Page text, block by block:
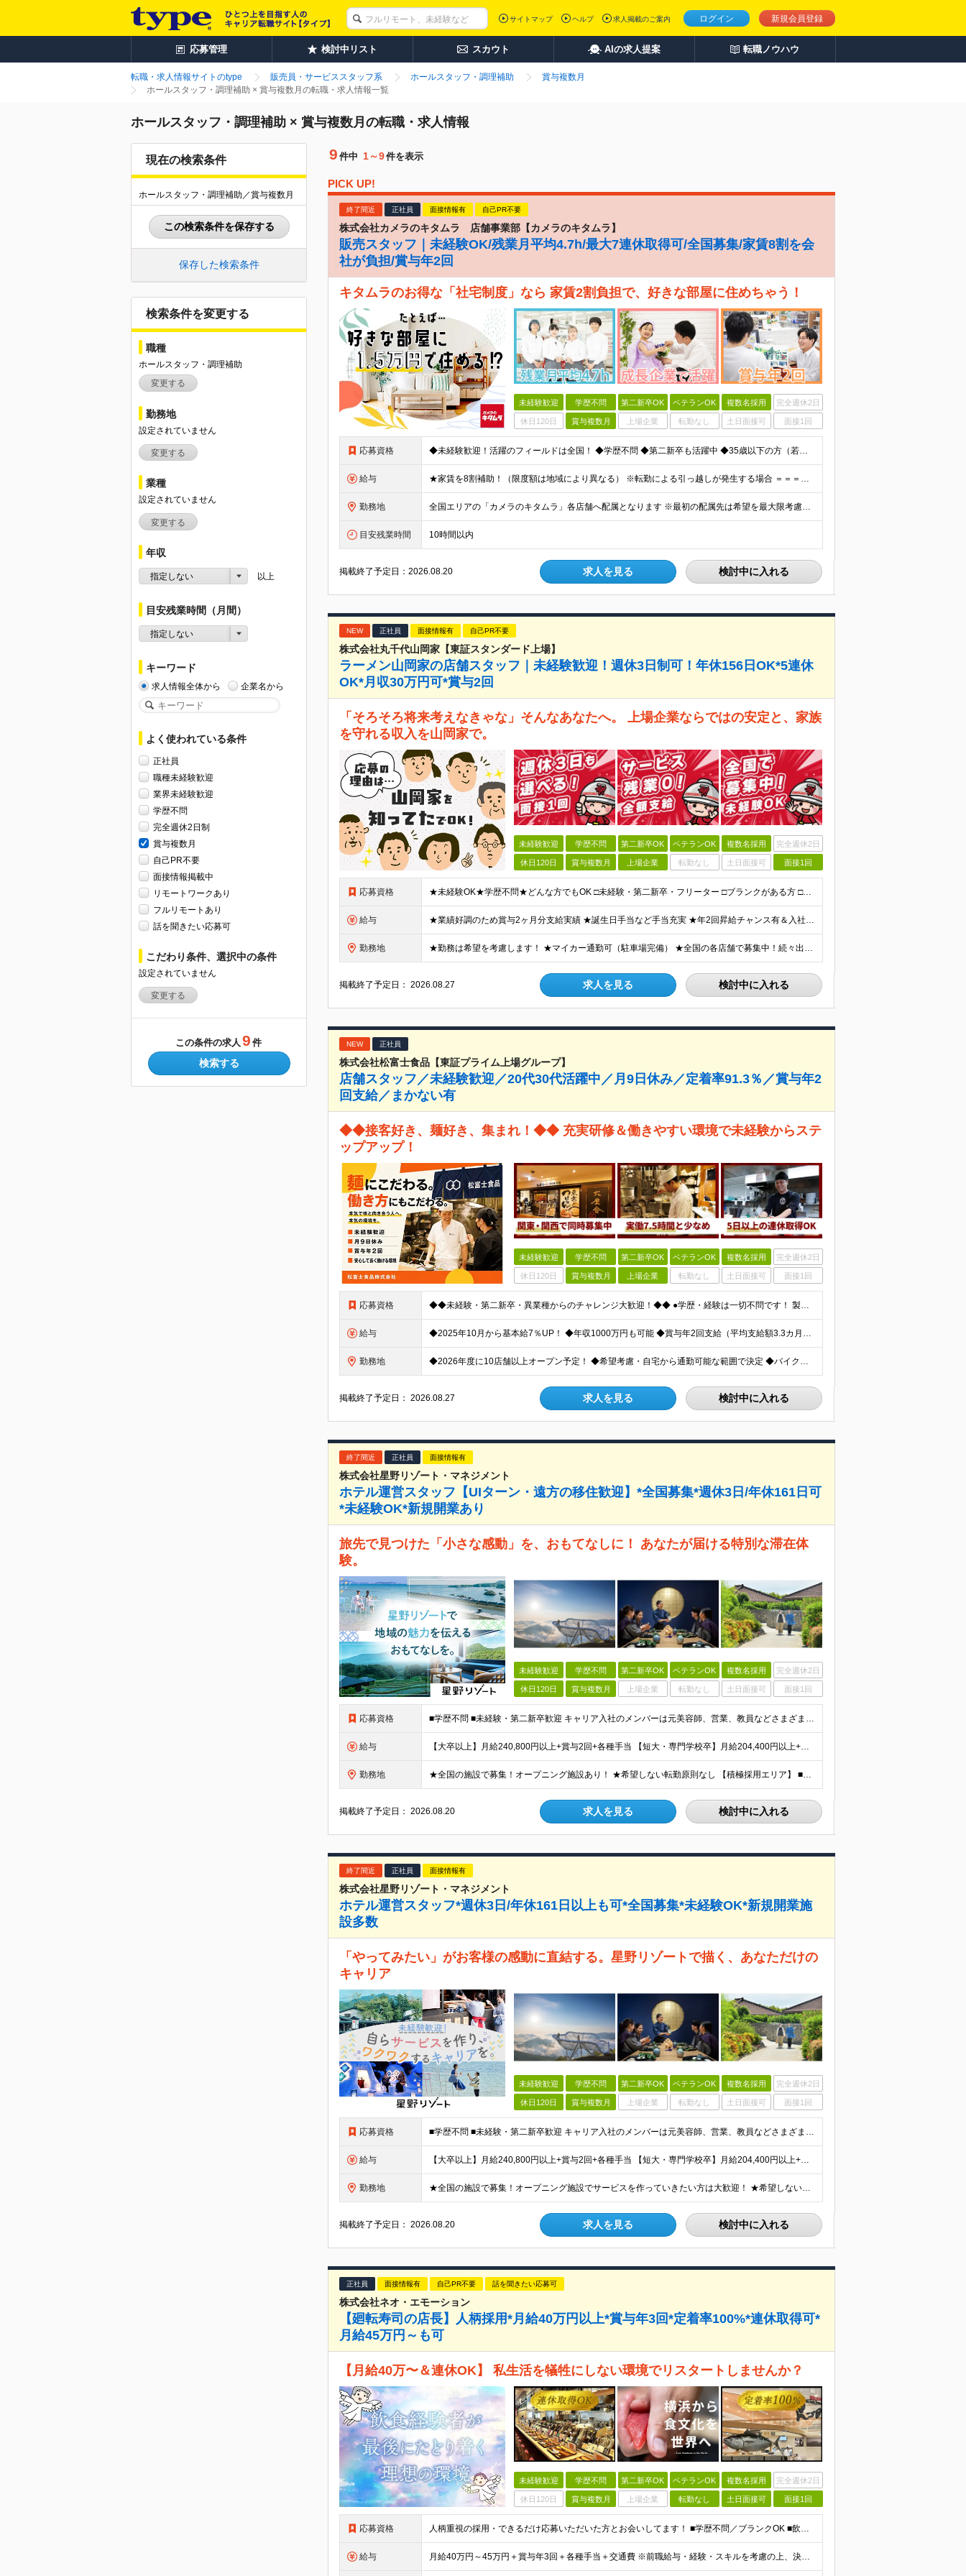
ログイン 新規会員登録
サイトマップ ヘルプ 求人掲載のご案内
応募管理 検討中リスト スカウト AIの求人提案 転職ノウハウ
転職・求人情報サイトのtype 販売員・サービススタッフ系 ホールスタッフ・調理補助
賞与複数月
ホールスタッフ・調理補助 × 賞与複数月の転職・求人情報一覧
ホールスタッフ・調理補助 × 賞与複数月の転職・求人情報
現在の検索条件
ホールスタッフ・調理補助／賞与複数月
この検索条件を保存する
保存した検索条件
検索条件を変更する
職種
ホールスタッフ・調理補助
変更する
勤務地
設定されていません
変更する
業種
設定されていません
変更する
年収
指定しない 以上
目安残業時間（月間）
指定しない
キーワード
求人情報全体から 企業名から
よく使われている条件
正社員
職種未経験歓迎
業界未経験歓迎
学歴不問
完全週休2日制
賞与複数月
自己PR不要
面接情報掲載中
リモートワークあり
フルリモートあり
話を聞きたい応募可
こだわり条件、選択中の条件
設定されていません
変更する
この条件の求人 9 件
検索する
9 件中 1～9件を表示
PICK UP!
終了間近 正社員 面接情報有 自己PR不要
株式会社カメラのキタムラ 店舗事業部【カメラのキタムラ】
販売スタッフ｜未経験OK/残業月平均4.7h/最大7連休取得可/全国募集/家賃8割を会
社が負担/賞与年2回
キタムラのお得な「社宅制度」なら 家賃2割負担で、好きな部屋に住めちゃう！
未経験歓迎 学歴不問 第二新卒OK ベテランOK 複数名採用 完全週休2日
休日120日 賞与複数月 上場企業 転勤なし 土日面接可 面接1回
応募資格 ◆未経験歓迎！活躍のフィールドは全国！ ◆学歴不問 ◆第二新卒も活躍中 ◆35歳以下の方（若年層の長期キャリア形成を図るため）
給与 ★家賃を8割補助！（限度額は地域により異なる） ※転勤による引っ越しが発生する場合 ＝＝＝＝＝＝＝＝＝＝＝＝＝＝＝＝＝＝＝＝＝＝＝ 例えば、家賃7.5万円なら6万円は会社で負担。 あなたが支払うのは、
勤務地 全国エリアの「カメラのキタムラ」各店舗へ配属となります ※最初の配属先は希望を最大限考慮した上で決定します ▼詳しい勤務地住所は下記URLをご確認ください。 https://sss.kitamur
目安残業時間 10時間以内
掲載終了予定日：2026.08.20 求人を見る 検討中に入れる
NEW 正社員 面接情報有 自己PR不要
株式会社丸千代山岡家【東証スタンダード上場】
ラーメン山岡家の店舗スタッフ｜未経験歓迎！週休3日制可！年休156日OK*5連休
OK*月収30万円可*賞与2回
「そろそろ将来考えなきゃな」そんなあなたへ。 上場企業ならではの安定と、家族
を守れる収入を山岡家で。
未経験歓迎 学歴不問 第二新卒OK ベテランOK 複数名採用 完全週休2日
休日120日 賞与複数月 上場企業 転勤なし 土日面接可 面接1回
応募資格 ★未経験OK★学歴不問★どんな方でもOK □未経験・第二新卒・フリーター □ブランクがある方 □転職回数が気になる方 □飲食業界にチャレンジしたい方 「やってみたい」という気持ちがあれば、皆さん大
給与 ★業績好調のため賞与2ヶ月分支給実績 ★誕生日手当など手当充実 ★年2回昇給チャンス有＆入社1年で店長昇格可 ★残業代全額支給（1分単位で支給） 【週休3日制の場合】 月給25万8,960円以上（固
勤務地 ★勤務は希望を考慮します！ ★マイカー通勤可（駐車場完備） ★全国の各店舗で募集中！続々出店予定！ ～国内300店舗、47都道府県への展開を目標に出店中！～ ▼積極採用地域▼ ・中部（富山、石川、
掲載終了予定日：2026.08.27 求人を見る 検討中に入れる
NEW 正社員
株式会社松富士食品【東証プライム上場グループ】
店舗スタッフ／未経験歓迎／20代30代活躍中／月9日休み／定着率91.3％／賞与年2
回支給／まかない有
◆◆接客好き、麺好き、集まれ！◆◆ 充実研修＆働きやすい環境で未経験からステ
ップアップ！
未経験歓迎 学歴不問 第二新卒OK ベテランOK 複数名採用 完全週休2日
休日120日 賞与複数月 上場企業 転勤なし 土日面接可 面接1回
応募資格 ◆◆未経験・第二新卒・異業種からのチャレンジ大歓迎！◆◆ ●学歴・経験は一切不問です！ 製造業や銀行員、タクシー運転手など、 先輩たちの前職は本当にバラバラ。 特別なスキルよりも「人柄」や「相手を
給与 ◆2025年10月から基本給7％UP！ ◆年収1000万円も可能 ◆賞与年2回支給（平均支給額3.3カ月分） 【店舗スタッフの方は…】 月給26万7,500円～＋賞与＋各種手当 【何かしらの店長経
勤務地 ◆2026年度に10店舗以上オープン予定！ ◆希望考慮・自宅から通勤可能な範囲で決定 ◆バイク・車通勤もOK 東京・埼玉・千葉・神奈川・群馬・大阪・兵庫・愛知にある、各ブランド店舗への配属となります
掲載終了予定日：2026.08.27 求人を見る 検討中に入れる
終了間近 正社員 面接情報有
株式会社星野リゾート・マネジメント
ホテル運営スタッフ【UIターン・遠方の移住歓迎】*全国募集*週休3日/年休161日可
*未経験OK*新規開業あり
旅先で見つけた「小さな感動」を、おもてなしに！ あなたが届ける特別な滞在体
験。
未経験歓迎 学歴不問 第二新卒OK ベテランOK 複数名採用 完全週休2日
休日120日 賞与複数月 上場企業 転勤なし 土日面接可 面接1回
応募資格 ■学歴不問 ■未経験・第二新卒歓迎 キャリア入社のメンバーは元美容師、営業、教員などさまざま！ 『遠方への引っ越しが可能な方』や『地方に行ってみたい・勤務したい方』なども この機会に新しい人生にチャ
給与 【大卒以上】月給240,800円以上+賞与2回+各種手当 【短大・専門学校卒】月給204,400円以上+賞与2回+各種手当 【上記以外】月給187,000円以上+賞与2回+各種手当 ※経験、資格、能
勤務地 ★全国の施設で募集！オープニング施設あり！ ★希望しない転勤原則なし 【積極採用エリア】 ■界 蔵王（26年10月開業予定） ※開業前に入社された場合、全国の星野リゾートの施設で勤務後、開業時期に異
掲載終了予定日：2026.08.20 求人を見る 検討中に入れる
終了間近 正社員 面接情報有
株式会社星野リゾート・マネジメント
ホテル運営スタッフ*週休3日/年休161日以上も可*全国募集*未経験OK*新規開業施
設多数
「やってみたい」がお客様の感動に直結する。星野リゾートで描く、あなただけの
キャリア
未経験歓迎 学歴不問 第二新卒OK ベテランOK 複数名採用 完全週休2日
休日120日 賞与複数月 上場企業 転勤なし 土日面接可 面接1回
応募資格 ■学歴不問 ■未経験・第二新卒歓迎 キャリア入社のメンバーは元美容師、営業、教員などさまざま！ これまでの経験やあなたらしい視点を活かして よりよいサービスを生み出していきましょう！
給与 【大卒以上】月給240,800円以上+賞与2回+各種手当 【短大・専門学校卒】月給204,400円以上+賞与2回+各種手当 【上記以外】月給187,000円以上+賞与2回+各種手当 ※経験、資格、能
勤務地 ★全国の施設で募集！オープニング施設でサービスを作っていきたい方は大歓迎！ ★希望しない転勤は原則なし 【積極採用エリア】 ■界 蔵王（26年10月開業予定） ※開業前に入社された場合、全国の星野リ
掲載終了予定日：2026.08.20 求人を見る 検討中に入れる
正社員 面接情報有 自己PR不要 話を聞きたい応募可
株式会社ネオ・エモーション
【廻転寿司の店長】人柄採用*月給40万円以上*賞与年3回*定着率100%*連休取得可*
月給45万円～も可
【月給40万〜＆連休OK】 私生活を犠牲にしない環境でリスタートしませんか？
未経験歓迎 学歴不問 第二新卒OK ベテランOK 複数名採用 完全週休2日
休日120日 賞与複数月 上場企業 転勤なし 土日面接可 面接1回
応募資格 人柄重視の採用・できるだけ応募いただいた方とお会いしてます！ ■学歴不問／ブランクOK ■飲食業界での勤務経験がある方 ★マネジメント経験者は優遇いたします ＼こんな方にピッタリ／ ◎チームをまと
給与 月給40万円～45万円＋賞与年3回＋各種手当＋交通費 ※前職給与・経験・スキルを考慮の上、決定いたします ※上記金額には固定残業代（63時間分／148,451円）を含みます。超過分は別途全額支給しま